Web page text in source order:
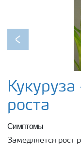
Previous
роста
Симптомы
Замедляется рост